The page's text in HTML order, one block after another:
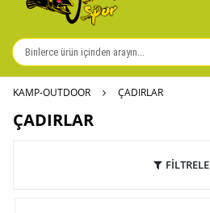
KAMP-OUTDOOR ÇADIRLAR
ÇADIRLAR
FİLTRELE